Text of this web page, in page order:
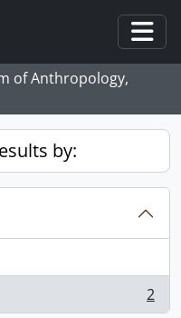
of Anthropology,
by:
2